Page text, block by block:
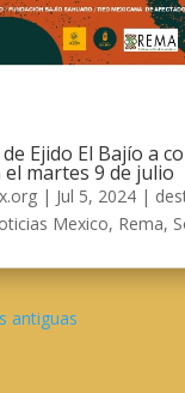
Ejido El Bajío a
martes 9 de julio
| Jul 5, 2024|
Mexico, Rema,
antiguas